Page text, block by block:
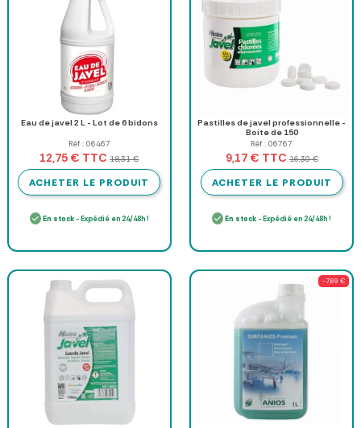
Eau de javel 2 L - Lot de 6 bidons
Réf : 06467
12,75 € TTC 18,31 €
ACHETER LE PRODUIT
En stock- Expédié en 24/48h !
Pastilles de javel professionnelle -
Boite de 150
Réf : 06767
9,17 € TTC 16,30 €
ACHETER LE PRODUIT
En stock - Expédié en 24/48h !
-7,69 €